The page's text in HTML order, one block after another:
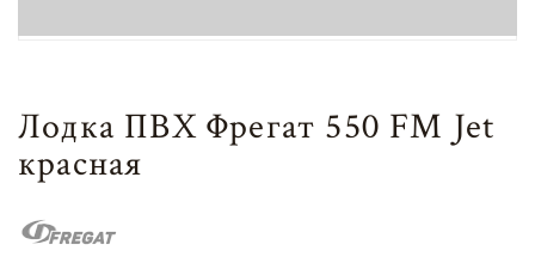
Лодка ПВХ Фрегат 550 FM Jet
красная